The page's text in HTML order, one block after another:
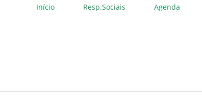
Início Resp.Sociais Agenda